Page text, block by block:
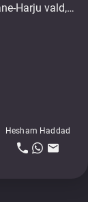
Hesham Haddad
Kooli 10, Rummu alevik, 76102, Lääne-Harju vald, Harjumaa